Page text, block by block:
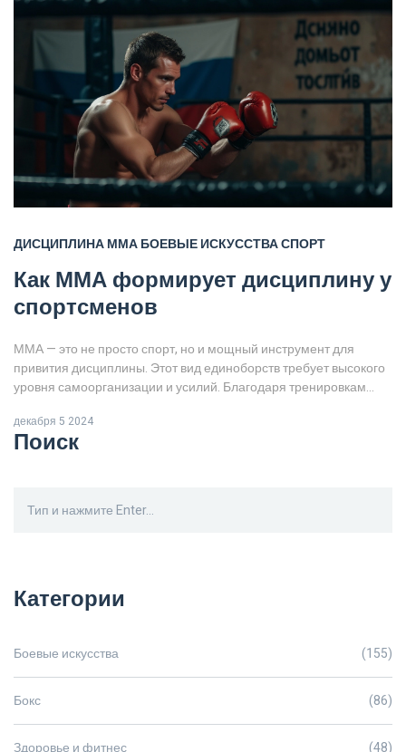
ДИСЦИПЛИНАММАБОЕВЫЕ ИСКУССТВАСПОРТ
Как ММА формирует дисциплину у
спортсменов
ММА — это не просто спорт, но и мощный инструмент для
привития дисциплины. Этот вид единоборств требует высокого
уровня самоорганизации и усилий. Благодаря тренировкам
концентрироваться на достижении целей. В статье
рассматриваются реальные примеры и советы по улучшению
декабря 5 2024
Поиск
Категории
Боевые искусства (155)
Бокс (86)
Здоровье и фитнес (48)